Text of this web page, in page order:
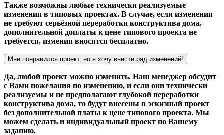
Также возможны любые технически реализуемые
изменения в типовых проектах. В случае, если изменения
не требуют серьёзной переработки конструктива дома,
дополнительной доплаты к цене типового проекта не
требуется, измения вносятся бесплатно.
Мне понравился проект, но я хочу внести ряд изменений!
Да, любой проект можно изменить. Наш менеджер обсудит
с Вами пожелания по изменению, и если они технически
реализуемы и не предполагают глубокой переработки
конструктива дома, то будут внесены в эскизный проект
без дополнительной платы к цене типового проекта. Мы
можем сделать и индивидуальный проект по Вашему
заданию.